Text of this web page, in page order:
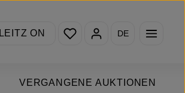
LEITZ ON
Du hast 0 Produkte auf
DE
VERGANGENE AUKTIONEN